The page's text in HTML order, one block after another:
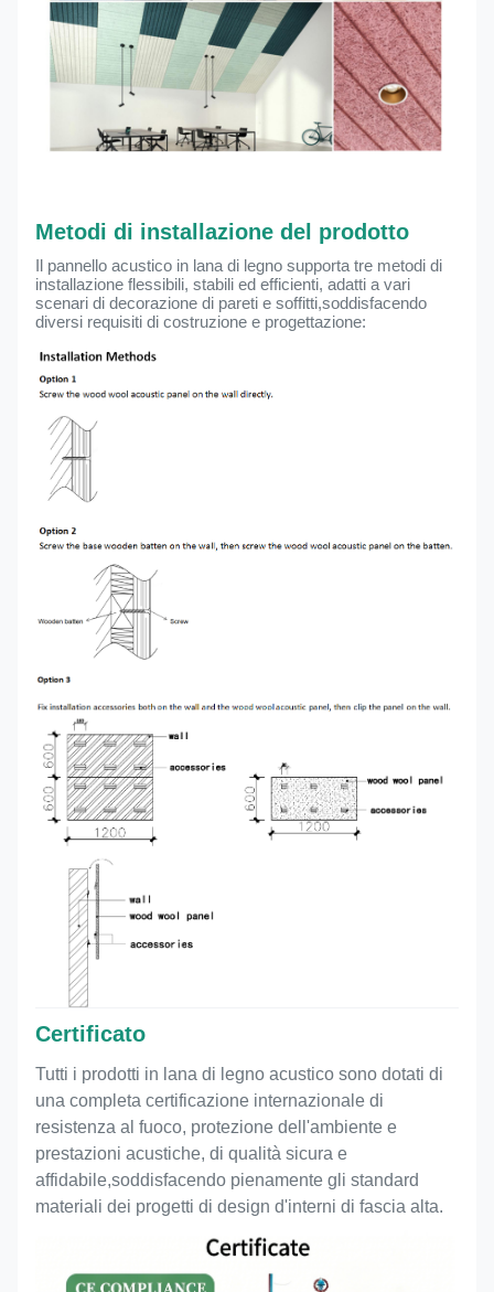
Metodi di installazione del prodotto
Il pannello acustico in lana di legno supporta tre metodi di
installazione flessibili, stabili ed efficienti, adatti a vari
scenari di decorazione di pareti e soffitti,soddisfacendo
diversi requisiti di costruzione e progettazione:
Certificato
Tutti i prodotti in lana di legno acustico sono dotati di
una completa certificazione internazionale di
resistenza al fuoco, protezione dell'ambiente e
prestazioni acustiche, di qualità sicura e
affidabile,soddisfacendo pienamente gli standard
materiali dei progetti di design d'interni di fascia alta.